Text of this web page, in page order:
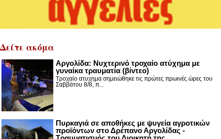
Δείτε ακόμα
Αργολίδα: Νυχτερινό τροχαίο ατύχημα με
γυναίκα τραυματία (βίντεο)
Τροχαίο ατυχημα σημειώθηκε τις πρώτες πρωινές ώρες του
Σαββάτου 8/8, π...
Πυρκαγιά σε αποθήκες με ψυγεία αγροτικών
προϊόντων στο Δρέπανο Αργολίδας -